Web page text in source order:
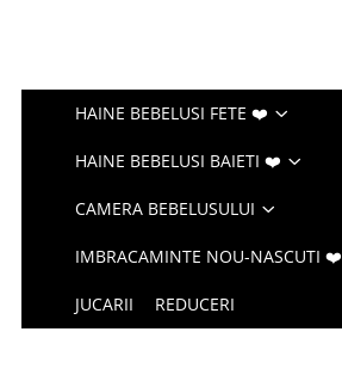
HAINE BEBELUSI FETE ❤️
HAINE BEBELUSI BAIETI ❤️
CAMERA BEBELUSULUI
IMBRACAMINTE NOU-NASCUTI ❤️
JUCARII REDUCERI